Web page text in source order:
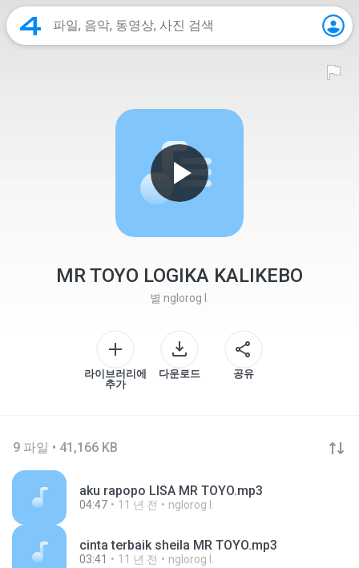
MR TOYO LOGIKA KALIKEBO
별 nglorog I.
라이브러리에
추가
다운로드 공유
9 파일 • 41,166 KB
aku rapopo LISA MR TOYO.mp3
04:47 11 년 전 nglorog I.
cinta terbaik sheila MR TOYO.mp3
03:41 11 년 전 nglorog I.